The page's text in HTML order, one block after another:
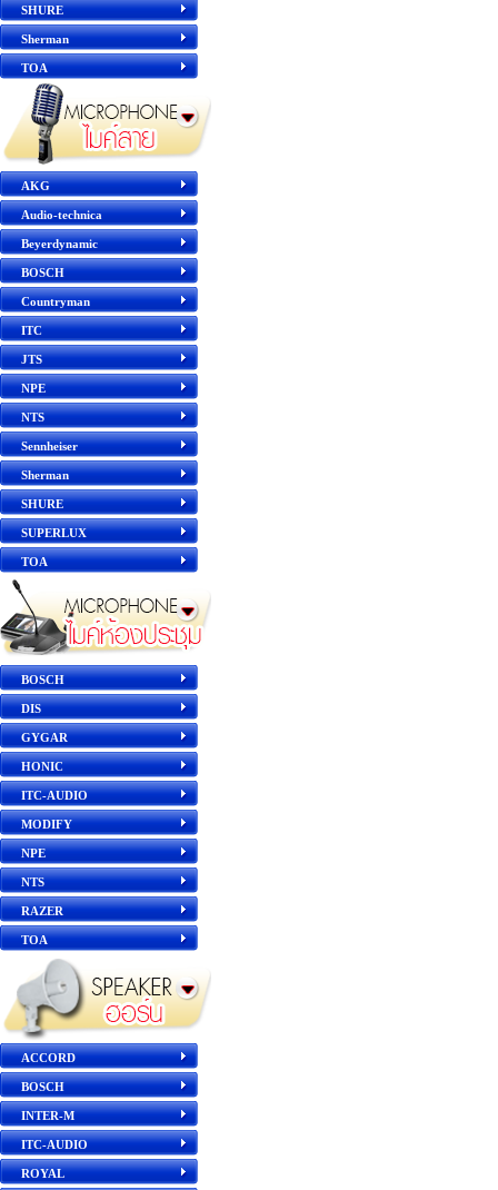
SHURE
Sherman
TOA
AKG
Audio-technica
Beyerdynamic
BOSCH
Countryman
ITC
JTS
NPE
NTS
Sennheiser
Sherman
SHURE
SUPERLUX
TOA
BOSCH
DIS
GYGAR
HONIC
ITC-AUDIO
MODIFY
NPE
NTS
RAZER
TOA
ACCORD
BOSCH
INTER-M
ITC-AUDIO
ROYAL